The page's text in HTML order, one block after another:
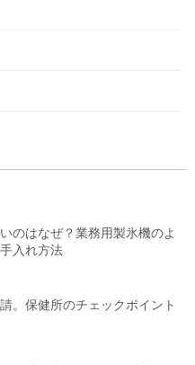
のはなぜ？業務用製氷機のよ
入れ方法
。保健所のチェックポイント